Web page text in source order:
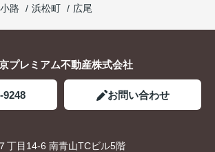
路 浜松町 広尾
プレミアム不動産株式会社
9248 お問い合わせ
丁目14-6 南青山TCビル5階